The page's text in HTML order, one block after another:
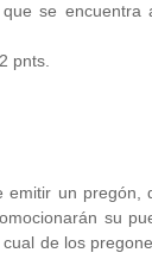
se
pnts.
emitir un
su
de los